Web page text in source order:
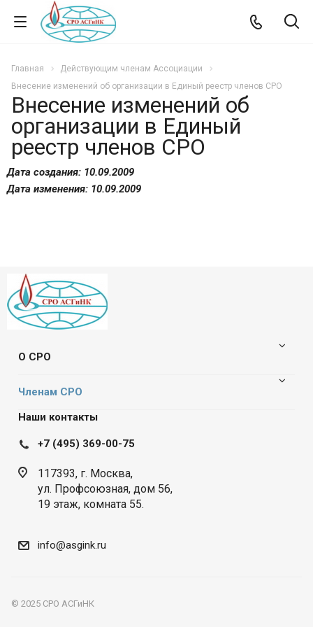
Главная
Действующим членам Ассоциации
Внесение изменений об организации в Единый реестр членов СРО
Внесение изменений об
организации в Единый
реестр членов СРО
Дата создания: 10.09.2009
Дата изменения: 10.09.2009
О СРО
Членам СРО
Наши контакты
+7 (495) 369-00-75
117393, г. Москва,
ул. Профсоюзная, дом 56,
19 этаж, комната 55.
info@asgink.ru
© 2025 СРО АСГиНК